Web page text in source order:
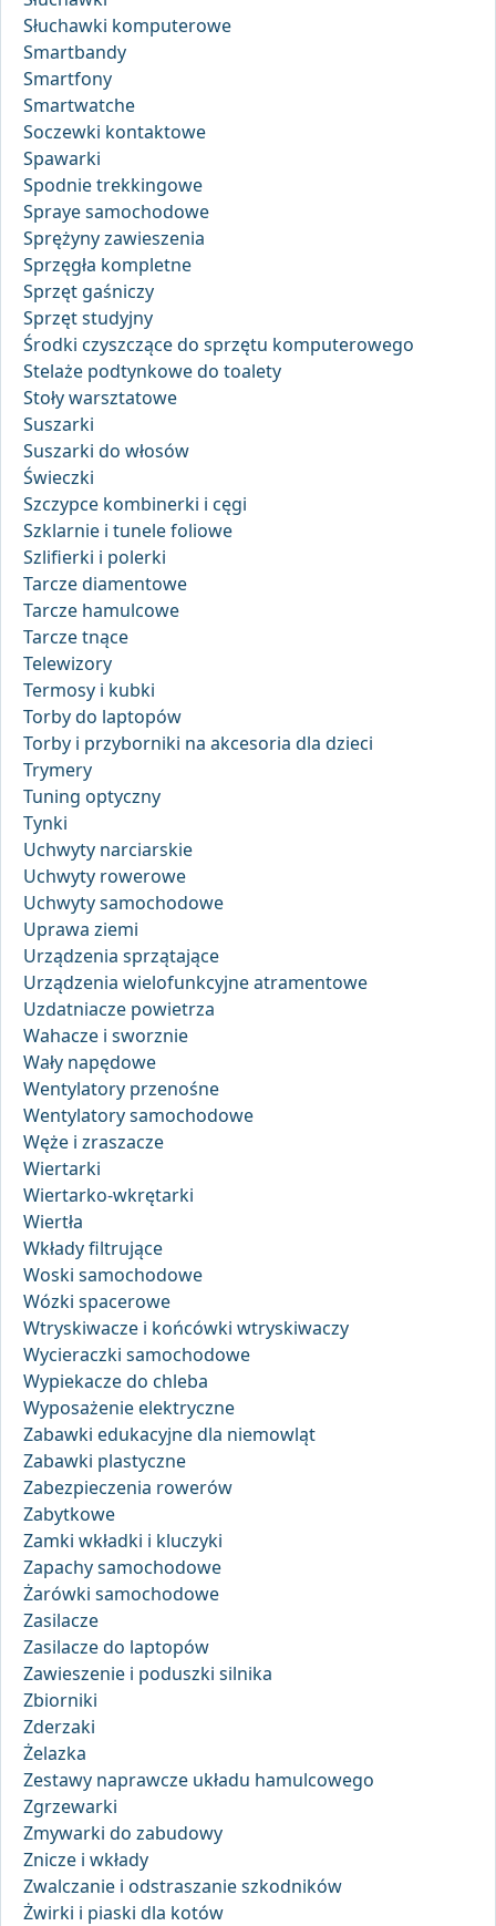
Słuchawki komputerowe
Smartbandy
Smartfony
Smartwatche
Soczewki kontaktowe
Spawarki
Spodnie trekkingowe
Spraye samochodowe
Sprężyny zawieszenia
Sprzęgła kompletne
Sprzęt gaśniczy
Sprzęt studyjny
Środki czyszczące do sprzętu komputerowego
Stelaże podtynkowe do toalety
Stoły warsztatowe
Suszarki
Suszarki do włosów
Świeczki
Szczypce kombinerki i cęgi
Szklarnie i tunele foliowe
Szlifierki i polerki
Tarcze diamentowe
Tarcze hamulcowe
Tarcze tnące
Telewizory
Termosy i kubki
Torby do laptopów
Torby i przyborniki na akcesoria dla dzieci
Trymery
Tuning optyczny
Tynki
Uchwyty narciarskie
Uchwyty rowerowe
Uchwyty samochodowe
Uprawa ziemi
Urządzenia sprzątające
Urządzenia wielofunkcyjne atramentowe
Uzdatniacze powietrza
Wahacze i sworznie
Wały napędowe
Wentylatory przenośne
Wentylatory samochodowe
Węże i zraszacze
Wiertarki
Wiertarko-wkrętarki
Wiertła
Wkłady filtrujące
Woski samochodowe
Wózki spacerowe
Wtryskiwacze i końcówki wtryskiwaczy
Wycieraczki samochodowe
Wypiekacze do chleba
Wyposażenie elektryczne
Zabawki edukacyjne dla niemowląt
Zabawki plastyczne
Zabezpieczenia rowerów
Zabytkowe
Zamki wkładki i kluczyki
Zapachy samochodowe
Żarówki samochodowe
Zasilacze
Zasilacze do laptopów
Zawieszenie i poduszki silnika
Zbiorniki
Zderzaki
Żelazka
Zestawy naprawcze układu hamulcowego
Zgrzewarki
Zmywarki do zabudowy
Znicze i wkłady
Zwalczanie i odstraszanie szkodników
Żwirki i piaski dla kotów